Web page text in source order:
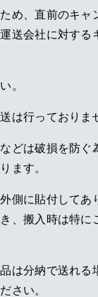
め、直前のキャ
送会社に対する
。
は行っておりま
どは破損を防ぐ
ます。
側に貼付してあ
、搬入時は特に
は分納で送れる
さい。